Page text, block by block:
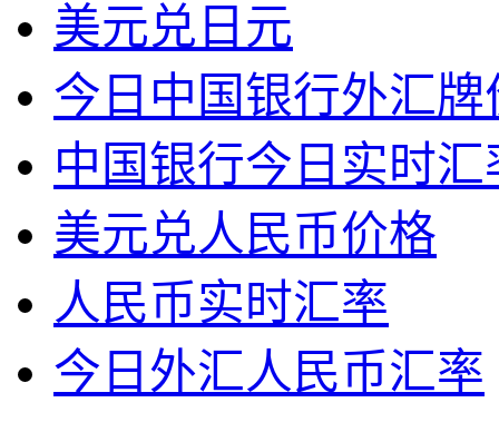
美元兑日元
今日中国银行外汇牌
中国银行今日实时汇
美元兑人民币价格
人民币实时汇率
今日外汇人民币汇率